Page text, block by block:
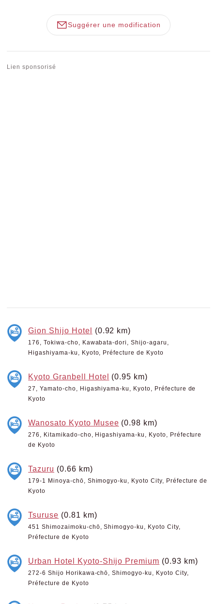
Suggérer une modification
Lien sponsorisé
Gion Shijo Hotel (0.92 km)
176, Tokiwa-cho, Kawabata-dori, Shijo-agaru,
Higashiyama-ku, Kyoto, Préfecture de Kyoto
Kyoto Granbell Hotel (0.95 km)
27, Yamato-cho, Higashiyama-ku, Kyoto, Préfecture de
Kyoto
Wanosato Kyoto Musee (0.98 km)
276, Kitamikado-cho, Higashiyama-ku, Kyoto, Préfecture
de Kyoto
Tazuru (0.66 km)
179-1 Minoya-chō, Shimogyo-ku, Kyoto City, Préfecture de
Kyoto
Tsuruse (0.81 km)
451 Shimozaimoku-chō, Shimogyo-ku, Kyoto City,
Préfecture de Kyoto
Urban Hotel Kyoto-Shijo Premium (0.93 km)
272-6 Shijo Horikawa-chō, Shimogyo-ku, Kyoto City,
Préfecture de Kyoto